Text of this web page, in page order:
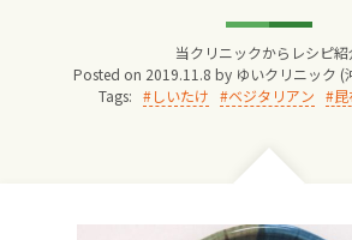
当クリニックからレシピ紹
Posted on 2019.11.8 by ゆいクリニック (
Tags:
しいたけ ベジタリアン
院長からのごあいさ